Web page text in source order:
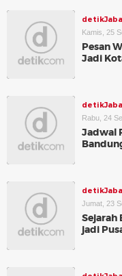
Kamis, 25
Pesan
Jadi
Rabu, 24
Jadwal
Jumat, 23
Sejarah
jadi